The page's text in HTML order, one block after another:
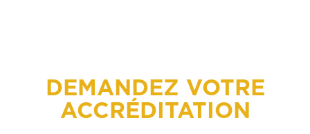
DEMANDEZ VOTRE
ACCRÉDITATION